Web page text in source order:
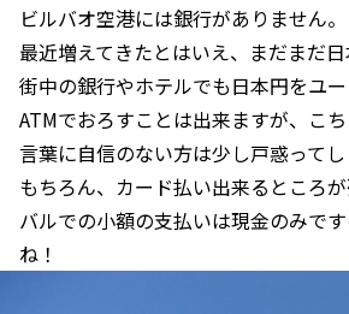
ビルバオ空港には銀行がありません。
最近増えてきたとはいえ、まだまだ
街中の銀行やホテルでも日本円をユ
ATMでおろすことは出来ますが、こ
言葉に自信のない方は少し戸惑ってし
もちろん、カード払い出来るところ
バルでの小額の支払いは現金のみで
ね！